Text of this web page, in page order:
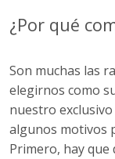
¿Por qué
Son muchas las
elegirnos como
nuestro
algunos motivos
Primero, hay que